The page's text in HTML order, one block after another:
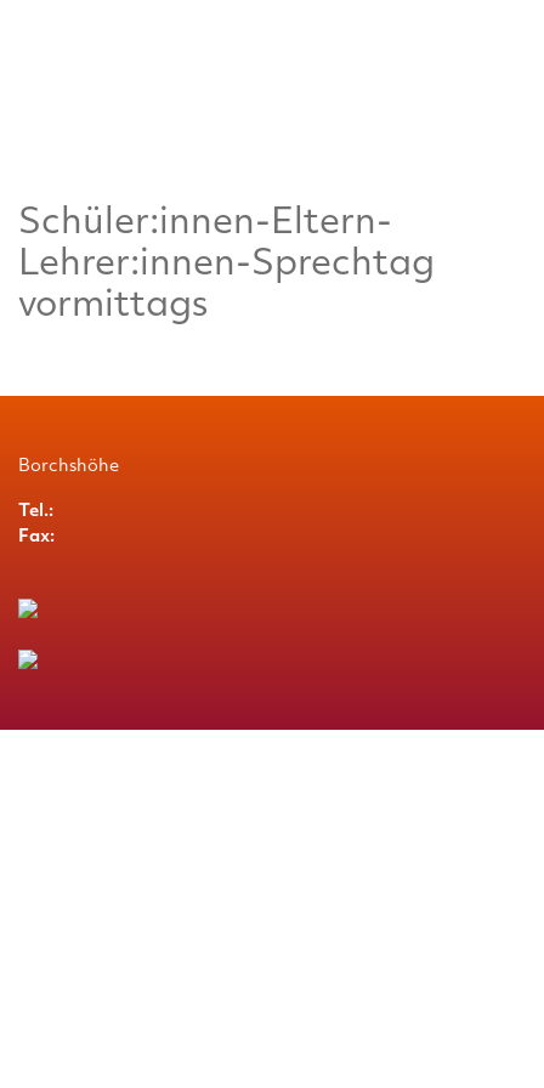
Schüler:innen-Eltern-
Lehrer:innen-Sprechtag
vormittags
Borchshöhe
Tel.:
Fax: